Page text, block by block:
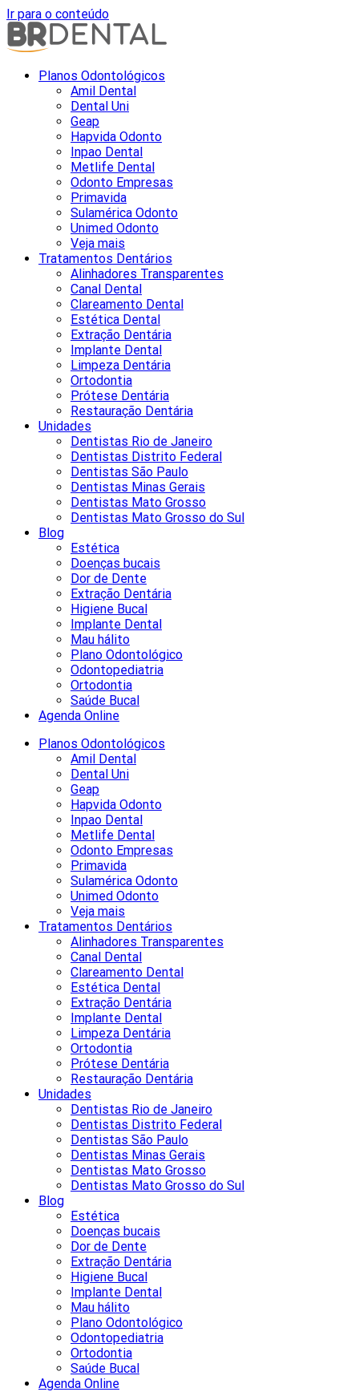
Ir para o conteúdo
Planos Odontológicos
Amil Dental
Dental Uni
Geap
Hapvida Odonto
Inpao Dental
Metlife Dental
Odonto Empresas
Primavida
Sulamérica Odonto
Unimed Odonto
Veja mais
Tratamentos Dentários
Alinhadores Transparentes
Canal Dental
Clareamento Dental
Estética Dental
Extração Dentária
Implante Dental
Limpeza Dentária
Ortodontia
Prótese Dentária
Restauração Dentária
Unidades
Dentistas Rio de Janeiro
Dentistas Distrito Federal
Dentistas São Paulo
Dentistas Minas Gerais
Dentistas Mato Grosso
Dentistas Mato Grosso do Sul
Blog
Estética
Doenças bucais
Dor de Dente
Extração Dentária
Higiene Bucal
Implante Dental
Mau hálito
Plano Odontológico
Odontopediatria
Ortodontia
Saúde Bucal
Agenda Online
Planos Odontológicos
Amil Dental
Dental Uni
Geap
Hapvida Odonto
Inpao Dental
Metlife Dental
Odonto Empresas
Primavida
Sulamérica Odonto
Unimed Odonto
Veja mais
Tratamentos Dentários
Alinhadores Transparentes
Canal Dental
Clareamento Dental
Estética Dental
Extração Dentária
Implante Dental
Limpeza Dentária
Ortodontia
Prótese Dentária
Restauração Dentária
Unidades
Dentistas Rio de Janeiro
Dentistas Distrito Federal
Dentistas São Paulo
Dentistas Minas Gerais
Dentistas Mato Grosso
Dentistas Mato Grosso do Sul
Blog
Estética
Doenças bucais
Dor de Dente
Extração Dentária
Higiene Bucal
Implante Dental
Mau hálito
Plano Odontológico
Odontopediatria
Ortodontia
Saúde Bucal
Agenda Online